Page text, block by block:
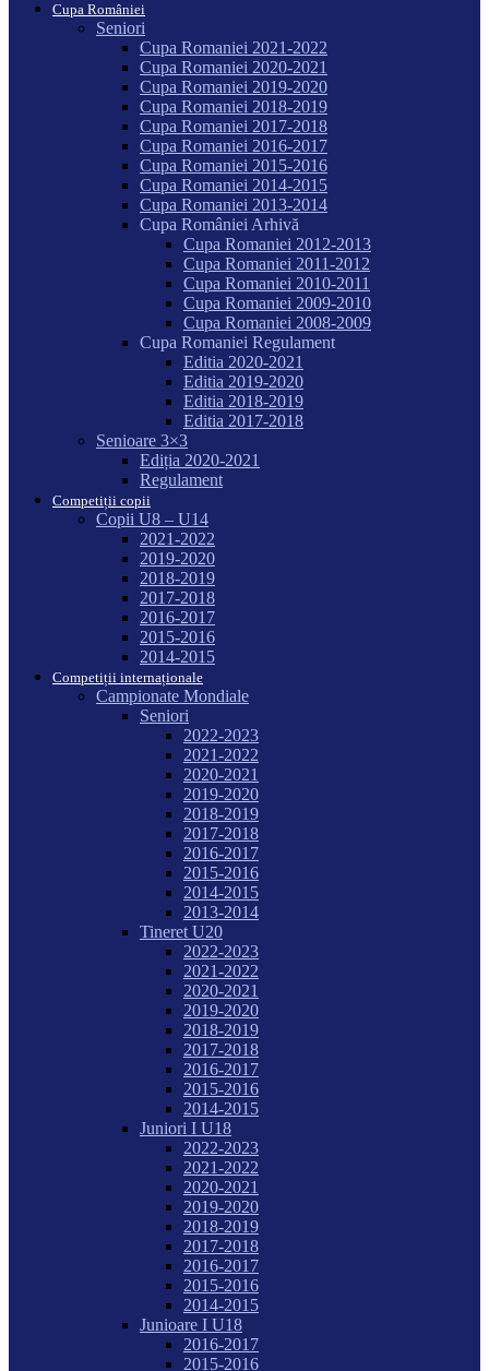
Cupa României
Seniori
Cupa Romaniei 2021-2022
Cupa Romaniei 2020-2021
Cupa Romaniei 2019-2020
Cupa Romaniei 2018-2019
Cupa Romaniei 2017-2018
Cupa Romaniei 2016-2017
Cupa Romaniei 2015-2016
Cupa Romaniei 2014-2015
Cupa Romaniei 2013-2014
Cupa României Arhivă
Cupa Romaniei 2012-2013
Cupa Romaniei 2011-2012
Cupa Romaniei 2010-2011
Cupa Romaniei 2009-2010
Cupa Romaniei 2008-2009
Cupa Romaniei Regulament
Editia 2020-2021
Editia 2019-2020
Editia 2018-2019
Editia 2017-2018
Senioare 3×3
Ediția 2020-2021
Regulament
Competiții copii
Copii U8 – U14
2021-2022
2019-2020
2018-2019
2017-2018
2016-2017
2015-2016
2014-2015
Competiții internaționale
Campionate Mondiale
Seniori
2022-2023
2021-2022
2020-2021
2019-2020
2018-2019
2017-2018
2016-2017
2015-2016
2014-2015
2013-2014
Tineret U20
2022-2023
2021-2022
2020-2021
2019-2020
2018-2019
2017-2018
2016-2017
2015-2016
2014-2015
Juniori I U18
2022-2023
2021-2022
2020-2021
2019-2020
2018-2019
2017-2018
2016-2017
2015-2016
2014-2015
Junioare I U18
2016-2017
2015-2016